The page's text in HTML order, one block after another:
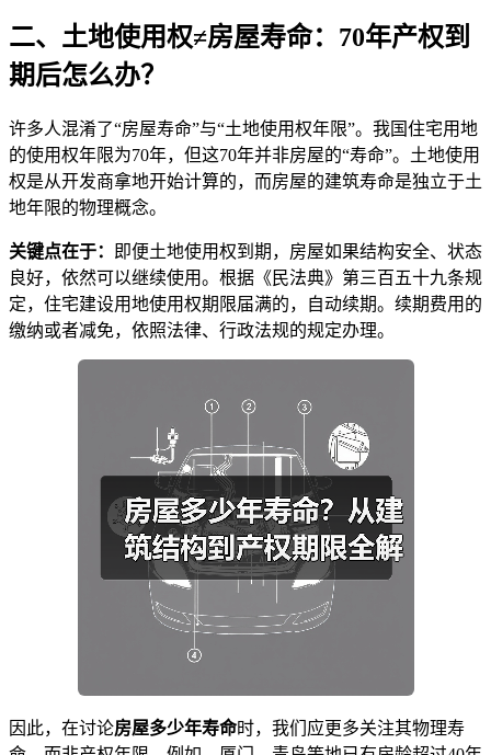
二、土地使用权≠房屋寿命：70年产权到
期后怎么办？
许多人混淆了“房屋寿命”与“土地使用权年限”。我国住宅用地
的使用权年限为70年，但这70年并非房屋的“寿命”。土地使用
权是从开发商拿地开始计算的，而房屋的建筑寿命是独立于土
地年限的物理概念。
关键点在于：
即便土地使用权到期，房屋如果结构安全、状态
良好，依然可以继续使用。根据《民法典》第三百五十九条规
定，住宅建设用地使用权期限届满的，自动续期。续期费用的
缴纳或者减免，依照法律、行政法规的规定办理。
因此，在讨论房屋多少年寿命时，我们应更多关注其物理寿